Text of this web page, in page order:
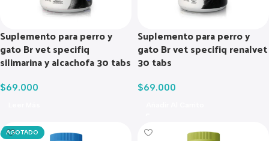
Suplemento para perro y
gato Br vet specifiq
silimarina y alcachofa 30 tabs
$69.000
Suplemento para perro y
gato Br vet specifiq renalvet
30 tabs
$69.000
AGOTADO